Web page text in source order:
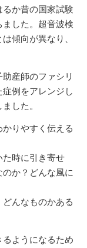
るか昔の国家試験
した。超音波検
傾向が異なり、
産師のファシリ
例をアレンジし
した。
りやすく伝える
た時に引き寄せ
か？どんな風に
んなものかある
ようになるため